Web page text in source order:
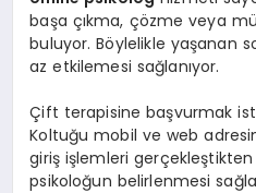
başa çıkma, çözme veya
buluyor. Böylelikle yaşanan
az etkilemesi sağlanıyor.
Çift terapisine başvurmak
Koltuğu mobil ve web
giriş işlemleri
psikoloğun belirlenmesi